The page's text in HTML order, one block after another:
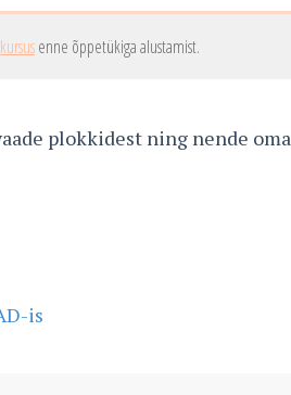
kursusenne õppetükiga alustamist.
plokkidest ning nende
is